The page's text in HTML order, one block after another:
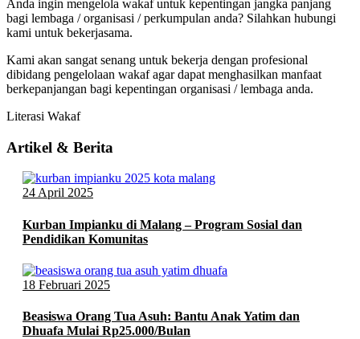
Anda ingin mengelola wakaf untuk kepentingan jangka panjang
bagi lembaga / organisasi / perkumpulan anda? Silahkan hubungi
kami untuk bekerjasama.
Kami akan sangat senang untuk bekerja dengan profesional
dibidang pengelolaan wakaf agar dapat menghasilkan manfaat
berkepanjangan bagi kepentingan organisasi / lembaga anda.
Literasi Wakaf
Artikel & Berita
24 April 2025
Kurban Impianku di Malang – Program Sosial dan
Pendidikan Komunitas
18 Februari 2025
Beasiswa Orang Tua Asuh: Bantu Anak Yatim dan
Dhuafa Mulai Rp25.000/Bulan